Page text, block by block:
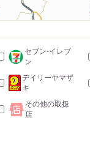
セブン-イレブ
ン
デイリーヤマザ
キ
その他の取扱
店